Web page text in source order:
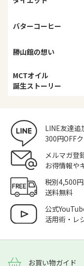
バターコーヒー
勝山館の想い
MCTオイル
誕生ストーリー
LINE友達追
300円OFF
メルマガ登
お得情報や
税別4,500
送料無料
公式
活用術・レ
お買い物ガイド